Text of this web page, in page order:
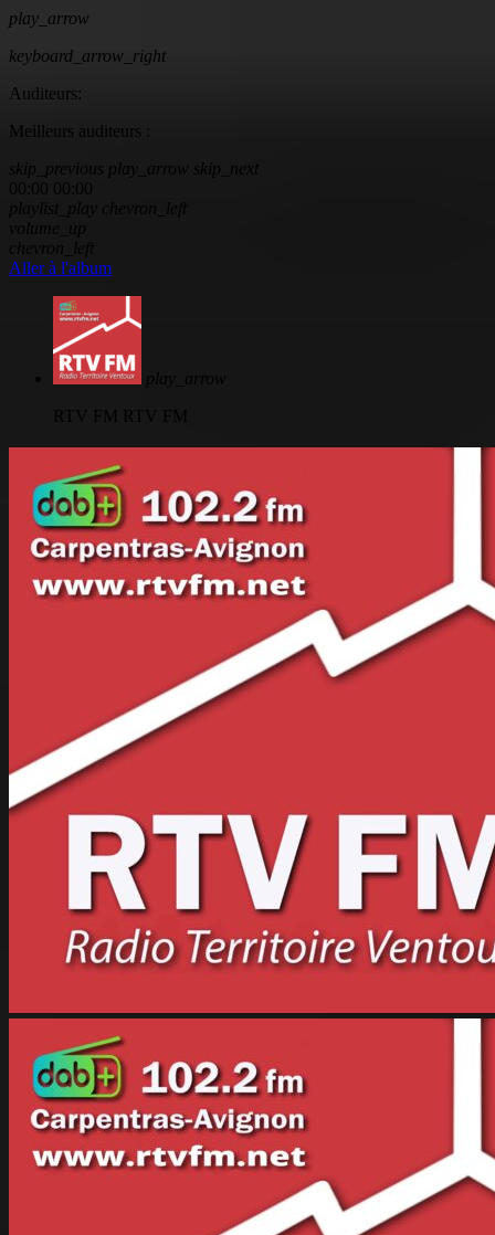
play_arrow
keyboard_arrow_right
Auditeurs:
Meilleurs auditeurs :
skip_previous play_arrow skip_next
00:00 00:00
Aller à l'album